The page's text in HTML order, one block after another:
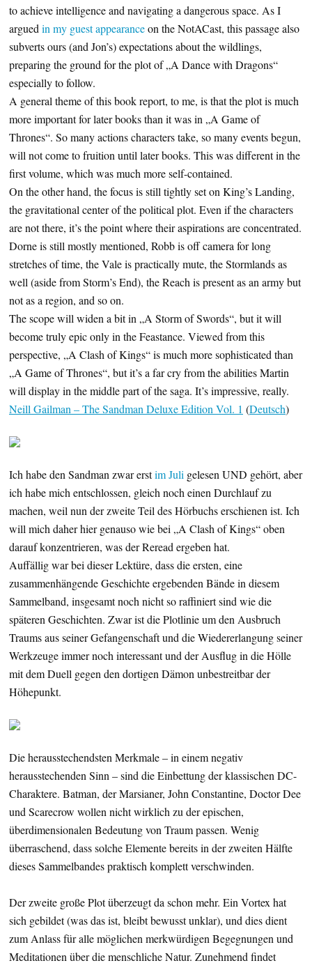
to achieve intelligence and navigating a dangerous space. As I
argued in my guest appearanceon the NotACast, this passage also
subverts ours (and Jon’s) expectations about the wildlings,
preparing the ground for the plot of „A Dance with Dragons“
especially to follow.
A general theme of this book report, to me, is that the plot is much
more important for later books than it was in „A Game of
Thrones“. So many actions characters take, so many events begun,
will not come to fruition until later books. This was different in the
first volume, which was much more self-contained.
On the other hand, the focus is still tightly set on King’s Landing,
the gravitational center of the political plot. Even if the characters
are not there, it’s the point where their aspirations are concentrated.
Dorne is still mostly mentioned, Robb is off camera for long
stretches of time, the Vale is practically mute, the Stormlands as
well (aside from Storm’s End), the Reach is present as an army but
not as a region, and so on.
The scope will widen a bit in „A Storm of Swords“, but it will
become truly epic only in the Feastance. Viewed from this
perspective, „A Clash of Kings“ is much more sophisticated than
„A Game of Thrones“, but it’s a far cry from the abilities Martin
will display in the middle part of the saga. It’s impressive, really.
Neill Gailman – The Sandman Deluxe Edition Vol. 1 (Deutsch)
Ich habe den Sandman zwar erstim Juli gelesen UND gehört, aber
ich habe mich entschlossen, gleich noch einen Durchlauf zu
machen, weil nun der zweite Teil des Hörbuchs erschienen ist. Ich
will mich daher hier genauso wie bei „A Clash of Kings“ oben
darauf konzentrieren, was der Reread ergeben hat.
Auffällig war bei dieser Lektüre, dass die ersten, eine
zusammenhängende Geschichte ergebenden Bände in diesem
Sammelband, insgesamt noch nicht so raffiniert sind wie die
späteren Geschichten. Zwar ist die Plotlinie um den Ausbruch
Traums aus seiner Gefangenschaft und die Wiedererlangung seiner
Werkzeuge immer noch interessant und der Ausflug in die Hölle
mit dem Duell gegen den dortigen Dämon unbestreitbar der
Höhepunkt.
Die herausstechendsten Merkmale – in einem negativ
herausstechenden Sinn – sind die Einbettung der klassischen DC-
Charaktere. Batman, der Marsianer, John Constantine, Doctor Dee
und Scarecrow wollen nicht wirklich zu der epischen,
überdimensionalen Bedeutung von Traum passen. Wenig
überraschend, dass solche Elemente bereits in der zweiten Hälfte
dieses Sammelbandes praktisch komplett verschwinden.
Der zweite große Plot überzeugt da schon mehr. Ein Vortex hat
sich gebildet (was das ist, bleibt bewusst unklar), und dies dient
zum Anlass für alle möglichen merkwürdigen Begegnungen und
Meditationen über die menschliche Natur. Zunehmend findet